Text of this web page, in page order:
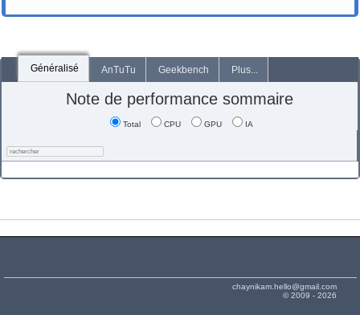
Généralisé AnTuTu Geekbench Plus...
Note de performance sommaire
Total CPU GPU IA
chaynikam.hello@gmail.com
© 2009 - 2026